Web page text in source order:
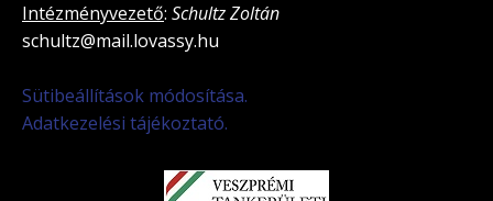
Intézményvezető: Schultz Zoltán
schultz@mail.lovassy.hu
Sütibeállítások módosítása.
Adatkezelési tájékoztató.